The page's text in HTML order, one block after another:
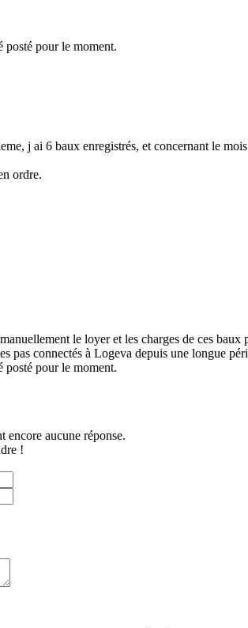
posté pour le moment.
j ai 6 baux enregistrés, et concernant le
ordre.
le loyer et les charges de ces baux
pas connectés à Logeva depuis une longue
posté pour le moment.
encore aucune réponse.
!